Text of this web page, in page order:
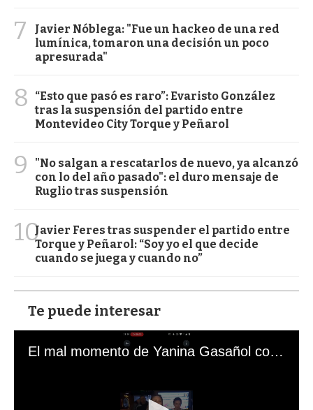
7
Javier Nóblega: "Fue un hackeo de una red
lumínica, tomaron una decisión un poco
apresurada"
8
“Esto que pasó es raro”: Evaristo González
tras la suspensión del partido entre
Montevideo City Torque y Peñarol
9
"No salgan a rescatarlos de nuevo, ya alcanzó
con lo del año pasado": el duro mensaje de
Ruglio tras suspensión
10Javier Feres tras suspender el partido entre
Torque y Peñarol: “Soy yo el que decide
cuando se juega y cuando no”
Te puede interesar
El mal momento de Yanina Gasañol con un hincha argentino en "Subrayado"